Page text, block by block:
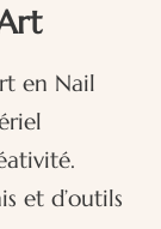
en Nail
et d’outils